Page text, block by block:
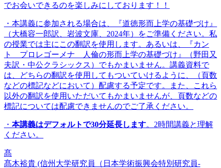
でお会いできるのを楽しみにしております！！
・本講義に参加される場合は、『道徳形而上学の基礎づけ』
（大橋容一郎訳、岩波文庫、2024年）をご準備ください。私
の授業では主にこの翻訳を使用します。あるいは、『カン
ト プロレゴーメナ 人倫の形而上学の基礎づけ』（野田又
夫訳・中公クラシックス）でもかまいません。講義資料で
は、どちらの翻訳を使用してもついていけるように、（頁数
などの標記などにおいて）配慮する予定です。また、これら
以外の翻訳を使用いただいてもかまいませんが、頁数などの
標記については配慮できませんのでご了承ください。
・ 本講義はデフォルトで30分延長します。2時間講義と理解
ください。
髙
髙木裕貴 (信州大学研究員（日本学術振興会特別研究員-